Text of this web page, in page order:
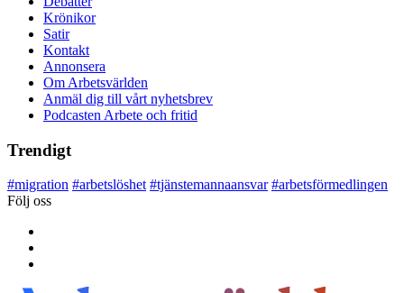
Krönikor
Satir
Kontakt
Annonsera
Om Arbetsvärlden
Anmäl dig till vårt nyhetsbrev
Podcasten Arbete och fritid
Trendigt
#migration #arbetslöshet #tjänstemannaansvar #arbetsförmedlingen
Följ oss